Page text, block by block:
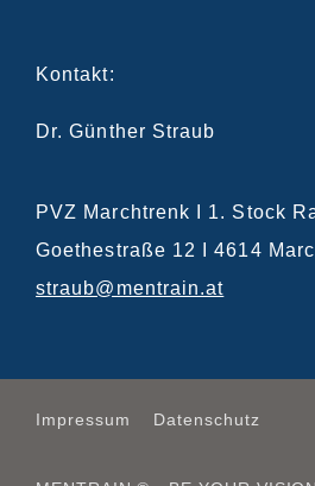
Kontakt:
Dr. Günther Straub
PVZ Marchtrenk I 1. Stock
Goethestraße 12 I 4614
straub@mentrain.at
Impressum Datenschutz